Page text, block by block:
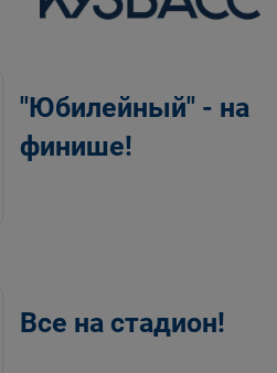
"Юбилейный" - на
финише!
Все на стадион!